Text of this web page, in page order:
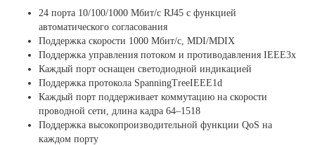
24 порта 10/100/1000 Мбит/с RJ45 с функцией
автоматического согласования
Поддержка скорости 1000 Мбит/с, MDI/MDIX
Поддержка управления потоком и противодавления IEEE3x
Каждый порт оснащен светодиодной индикацией
Поддержка протокола SpanningTreeIEEE1d
Каждый порт поддерживает коммутацию на скорости
проводной сети, длина кадра 64–1518
Поддержка высокопроизводительной функции QoS на
каждом порту